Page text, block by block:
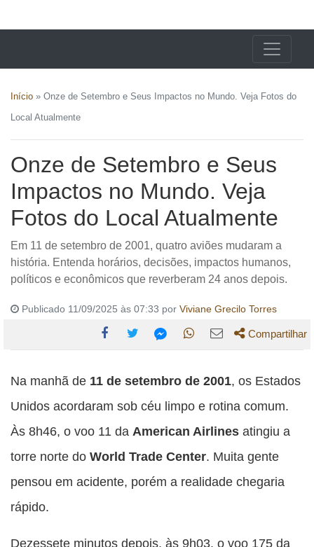
Início » Onze de Setembro e Seus Impactos no Mundo. Veja Fotos do
Local Atualmente
Onze de Setembro e Seus
Impactos no Mundo. Veja
Fotos do Local Atualmente
Em 11 de setembro de 2001, quatro aviões mudaram a
história. Entenda horários, decisões, impactos humanos,
políticos e econômicos que reverberam 24 anos depois.
Publicado 11/09/2025 às 07:33 por Viviane Grecilo Torres
esta
publicação
esta
publicação
esta
publicação
esta
publicação
esta
publicação
Compartilhar
Na manhã de 11 de setembro de 2001, os Estados
Unidos acordaram sob céu limpo e rotina comum.
Às 8h46, o voo 11 da American Airlines atingiu a
torre norte do World Trade Center. Muita gente
pensou em acidente, porém a realidade chegaria
rápido.
Dezessete minutos depois, às 9h03, o voo 175 da